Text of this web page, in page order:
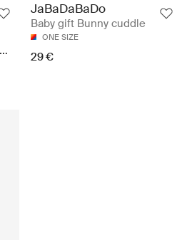
6-9M(74CM)
JaBaDaBaDo
Baby gift Bunny cuddle
ONE SIZE
29 €